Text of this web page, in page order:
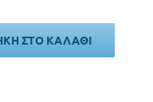
ΣΤΟ ΚΑΛΆΘΙ